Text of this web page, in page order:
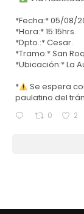
*Fecha:* 05/08/
*Hora:* 15:15hrs.
*Dpto.:* Cesar.
*Tramo:* San
*Ubicación:* La
*
Se espera
paulatino del
0 2